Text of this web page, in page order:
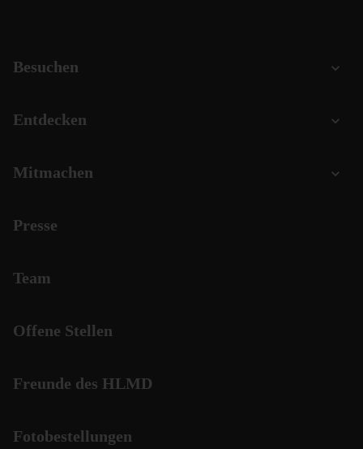
Besuchen
Entdecken
Mitmachen
Presse
Team
Offene Stellen
Freunde des HLMD
Fotobestellungen